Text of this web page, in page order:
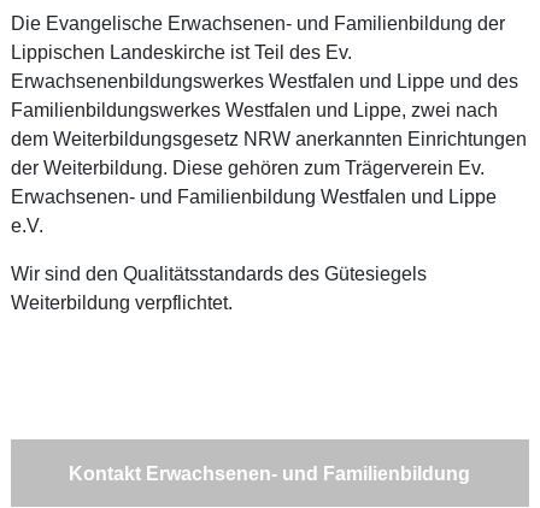
Die Evangelische Erwachsenen- und Familienbildung der
Lippischen Landeskirche ist Teil des Ev.
Erwachsenenbildungswerkes Westfalen und Lippe und des
Familienbildungswerkes Westfalen und Lippe, zwei nach
dem Weiterbildungsgesetz NRW anerkannten Einrichtungen
der Weiterbildung. Diese gehören zum Trägerverein Ev.
Erwachsenen- und Familienbildung Westfalen und Lippe
e.V.
Wir sind den Qualitätsstandards des Gütesiegels
Weiterbildung verpflichtet.
Kontakt Erwachsenen- und Familienbildung